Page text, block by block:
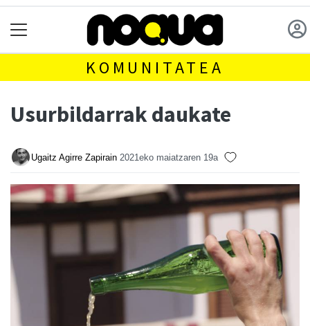
KOMUNITATEA
Usurbildarrak daukate
Ugaitz Agirre Zapirain 2021eko maiatzaren 19a